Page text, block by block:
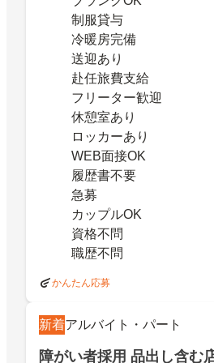
制服貸与
冷暖房完備
送迎あり
赴任旅費支給
フリーター歓迎
休憩室あり
ロッカーあり
WEB面接OK
履歴書不要
急募
カップルOK
資格不問
職歴不問
かんたん応募
新着アルバイト・パート
障がい者採用 品出し含む